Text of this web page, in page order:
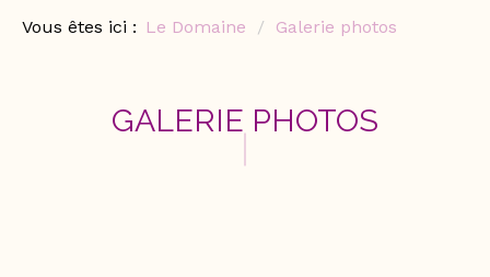
Vous êtes ici : Le Domaine Galerie photos
GALERIE PHOTOS